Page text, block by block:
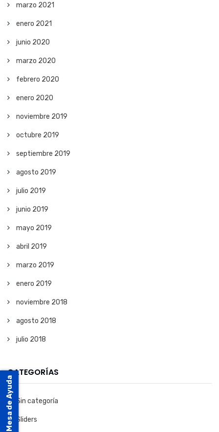
marzo 2021
enero 2021
junio 2020
marzo 2020
febrero 2020
enero 2020
noviembre 2019
octubre 2019
septiembre 2019
agosto 2019
julio 2019
junio 2019
mayo 2019
abril 2019
marzo 2019
enero 2019
noviembre 2018
agosto 2018
julio 2018
CATEGORÍAS
Sin categoría
Sliders
Mesa de Ayuda